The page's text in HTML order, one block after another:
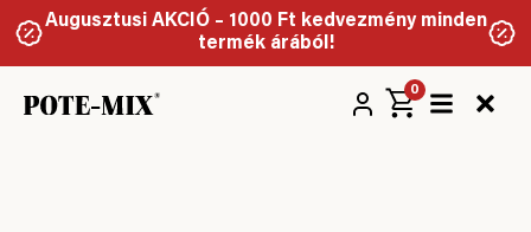
Augusztusi AKCIÓ – 1000 Ft kedvezmény minden
termék árából!
0